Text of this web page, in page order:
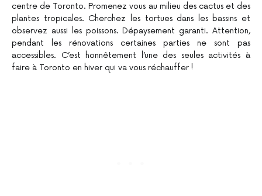
centre de Toronto. Promenez vous au milieu des cactus et des
plantes tropicales. Cherchez les tortues dans les bassins et
observez aussi les poissons. Dépaysement garanti. Attention,
pendant les rénovations certaines parties ne sont pas
accessibles. C’est honnêtement l’une des seules activités à
faire à Toronto en hiver qui va vous réchauffer !